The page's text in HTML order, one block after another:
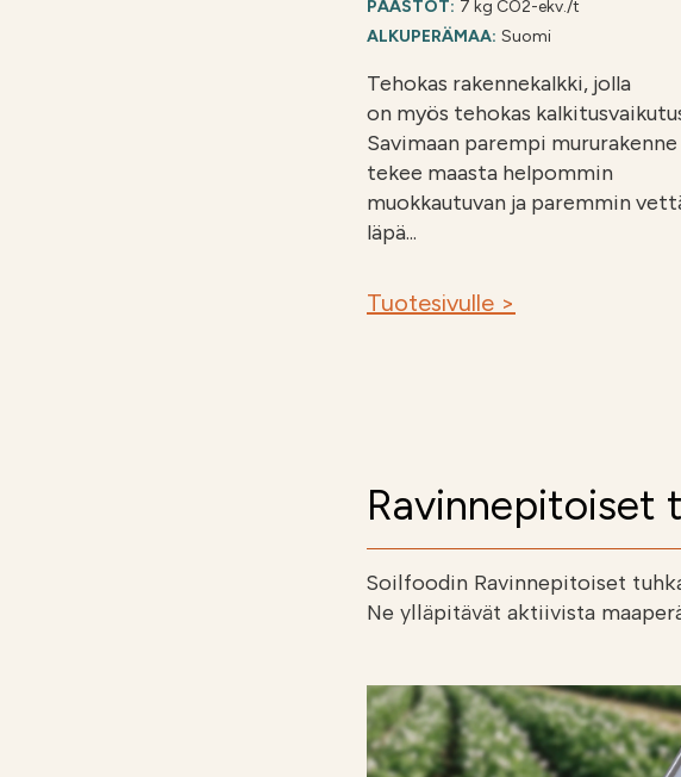
PÄÄSTÖT: 7 kg CO2-ekv./t
ALKUPERÄMAA: Suomi
Tehokas rakennekalkki, jolla
on myös tehokas
Savimaan parempi mururakenne
tekee maasta helpommin
muokkautuvan ja paremmin
läpä...
Tuotesivulle >
Ravinnepitoiset
Soilfoodin Ravinnepitoiset
Ne ylläpitävät aktiivista